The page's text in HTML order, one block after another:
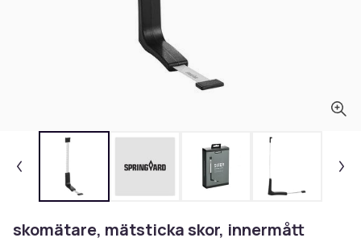
skomätare, mätsticka skor, innermått